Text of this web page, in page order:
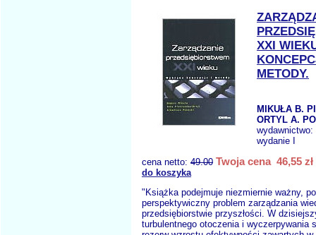
XXI
METODY.
MIKUŁA B.
ORTYL A.
wydawnictwo:
wydanie I
cena netto: 49.00 Twoja cena 46,55 zł
do koszyka
"Książka podejmuje niezmiernie ważny,
perspektywiczny problem zarządzania
przedsiębiorstwie przyszłości. W
turbulentnego otoczenia i wyczerpywania